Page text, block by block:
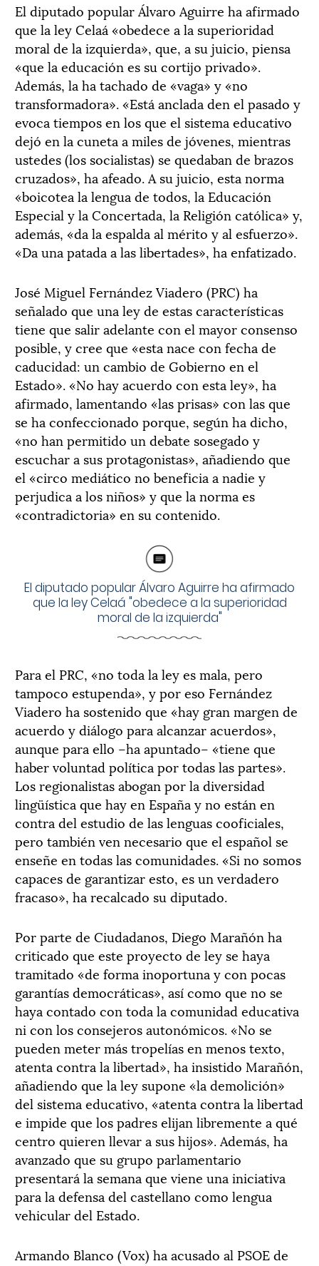
El diputado popular Álvaro Aguirre ha afirmado
que la ley Celaá «obedece a la superioridad
moral de la izquierda», que, a su juicio, piensa
«que la educación es su cortijo privado».
Además, la ha tachado de «vaga» y «no
transformadora». «Está anclada den el pasado y
evoca tiempos en los que el sistema educativo
dejó en la cuneta a miles de jóvenes, mientras
ustedes (los socialistas) se quedaban de brazos
cruzados», ha afeado. A su juicio, esta norma
«boicotea la lengua de todos, la Educación
Especial y la Concertada, la Religión católica» y,
además, «da la espalda al mérito y al esfuerzo».
«Da una patada a las libertades», ha enfatizado.
José Miguel Fernández Viadero (PRC) ha
señalado que una ley de estas características
tiene que salir adelante con el mayor consenso
posible, y cree que «esta nace con fecha de
caducidad: un cambio de Gobierno en el
Estado». «No hay acuerdo con esta ley», ha
afirmado, lamentando «las prisas» con las que
se ha confeccionado porque, según ha dicho,
«no han permitido un debate sosegado y
escuchar a sus protagonistas», añadiendo que
el «circo mediático no beneficia a nadie y
perjudica a los niños» y que la norma es
«contradictoria» en su contenido.
El diputado popular Álvaro Aguirre ha afirmado
que la ley Celaá "obedece a la superioridad
moral de la izquierda"
Para el PRC, «no toda la ley es mala, pero
tampoco estupenda», y por eso Fernández
Viadero ha sostenido que «hay gran margen de
acuerdo y diálogo para alcanzar acuerdos»,
aunque para ello –ha apuntado– «tiene que
haber voluntad política por todas las partes».
Los regionalistas abogan por la diversidad
lingüística que hay en España y no están en
contra del estudio de las lenguas cooficiales,
pero también ven necesario que el español se
enseñe en todas las comunidades. «Si no somos
capaces de garantizar esto, es un verdadero
fracaso», ha recalcado su diputado.
Por parte de Ciudadanos, Diego Marañón ha
criticado que este proyecto de ley se haya
tramitado «de forma inoportuna y con pocas
garantías democráticas», así como que no se
haya contado con toda la comunidad educativa
ni con los consejeros autonómicos. «No se
pueden meter más tropelías en menos texto,
atenta contra la libertad», ha insistido Marañón,
añadiendo que la ley supone «la demolición»
del sistema educativo, «atenta contra la libertad
e impide que los padres elijan libremente a qué
centro quieren llevar a sus hijos». Además, ha
avanzado que su grupo parlamentario
presentará la semana que viene una iniciativa
para la defensa del castellano como lengua
vehicular del Estado.
Armando Blanco (Vox) ha acusado al PSOE de